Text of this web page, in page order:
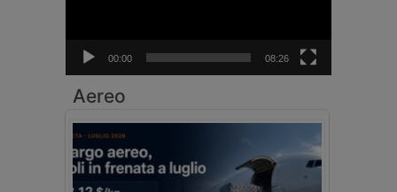
00:00 08:26
Aereo